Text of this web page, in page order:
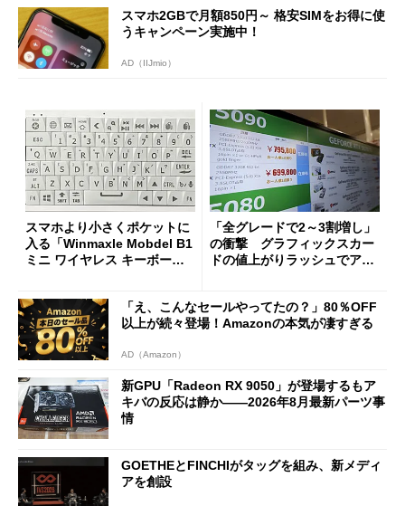
スマホ2GBで月額850円～ 格安SIMをお得に使
うキャンペーン実施中！
AD（IIJmio）
スマホより小さくポケットに
入る「Winmaxle Mobdel B1
ミニ ワイヤレス キーボー
「全グレードで2～3割増し」
の衝撃 グラフィックスカー
ドの値上がりラッシュでアキ
「え、こんなセールやってたの？」80％OFF
以上が続々登場！Amazonの本気が凄すぎる
AD（Amazon）
新GPU「Radeon RX 9050」が登場するもア
キバの反応は静か――2026年8月最新パーツ事
情
GOETHEとFINCHIがタッグを組み、新メディ
アを創設